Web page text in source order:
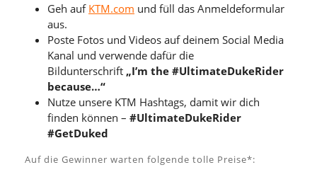
Geh auf KTM.com und füll das Anmeldeformular
aus.
Poste Fotos und Videos auf deinem Social Media
Kanal und verwende dafür die
Bildunterschrift „I’m the #UltimateDukeRider
because…“
Nutze unsere KTM Hashtags, damit wir dich
finden können – #UltimateDukeRider
#GetDuked
Auf die Gewinner warten folgende tolle Preise*: